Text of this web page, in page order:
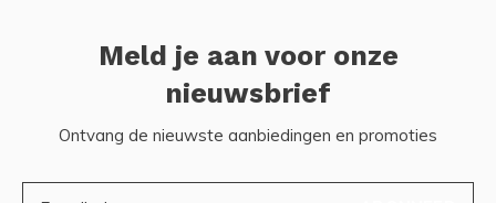
Meld je aan voor onze
nieuwsbrief
Ontvang de nieuwste aanbiedingen en promoties